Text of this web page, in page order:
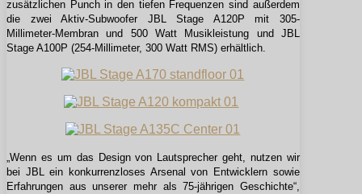
zusätzlichen Punch in den tiefen Frequenzen sind außerdem
die zwei Aktiv-Subwoofer JBL Stage A120P mit 305-
Millimeter-Membran und 500 Watt Musikleistung und JBL
Stage A100P (254-Millimeter, 300 Watt RMS) erhältlich.
„Wenn es um das Design von Lautsprecher geht, nutzen wir
bei JBL ein konkurrenzloses Arsenal von Entwicklern sowie
Erfahrungen aus unserer mehr als 75-jährigen Geschichte“,